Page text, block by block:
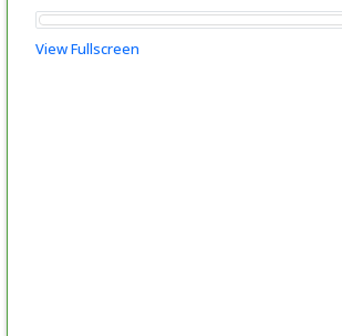
View Fullscreen